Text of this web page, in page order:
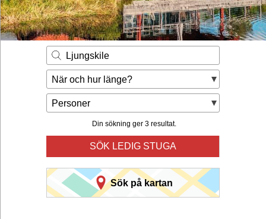
Husägare
Se hur mycket du kan tjäna
Räkna ut din
hyresintäkt
Ljungskile
När och hur länge?
Personer
Din sökning ger 3 resultat.
SÖK LEDIG STUGA
Sök på kartan